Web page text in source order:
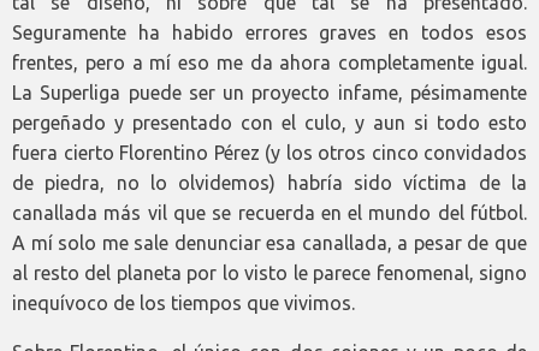
Seguramente ha habido errores graves en todos esos
frentes, pero a mí eso me da ahora completamente igual.
La Superliga puede ser un proyecto infame, pésimamente
pergeñado y presentado con el culo, y aun si todo esto
fuera cierto Florentino Pérez (y los otros cinco convidados
de piedra, no lo olvidemos) habría sido víctima de la
canallada más vil que se recuerda en el mundo del fútbol.
A mí solo me sale denunciar esa canallada, a pesar de que
al resto del planeta por lo visto le parece fenomenal, signo
inequívoco de los tiempos que vivimos.